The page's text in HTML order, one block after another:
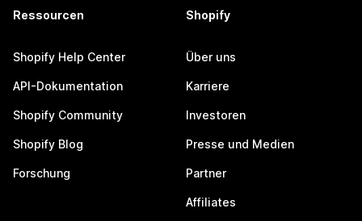
Ressourcen
Shopify Help Center
API-Dokumentation
Shopify Community
Shopify Blog
Forschung
Shopify
Über uns
Karriere
Investoren
Presse und Medien
Partner
Affiliates